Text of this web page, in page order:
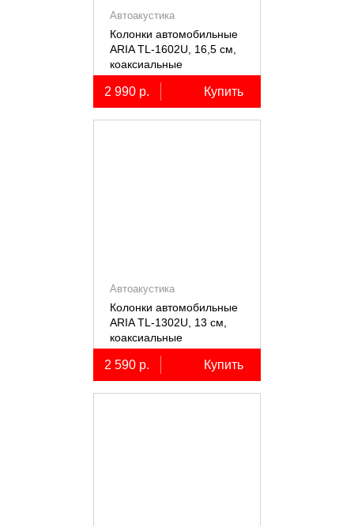
Автоакустика
Колонки автомобильные
ARIA TL-1602U, 16,5 см,
коаксиальные
двухполосные, 2 шт.
2 990 р. Купить
Автоакустика
Колонки автомобильные
ARIA TL-1302U, 13 см,
коаксиальные
двухполосные, 2 шт.
2 590 р. Купить